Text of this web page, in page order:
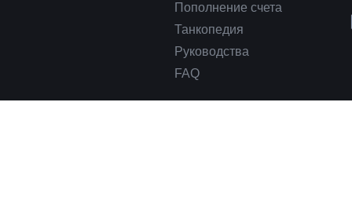
Пополнение счета
Танкопедия
Руководства
FAQ